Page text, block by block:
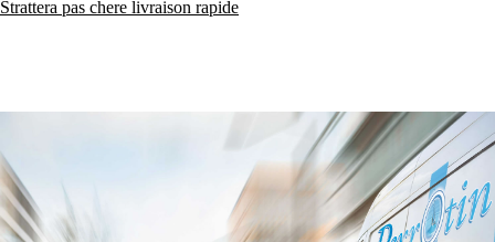
Strattera pas chere livraison rapide